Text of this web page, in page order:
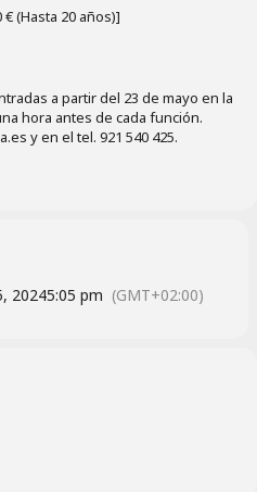
€ (Hasta 20 años)]
a partir del 23 de mayo en la
hora antes de cada función.
y en el tel. 921 540 425.
20245:05 pm (GMT+02:00)